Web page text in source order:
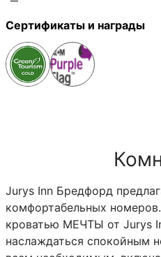
Сертификаты и награды
Jurys Inn Бредфорд
комфортабельных
кроватью МЕЧТЫ от Jurys
наслаждаться спокойным